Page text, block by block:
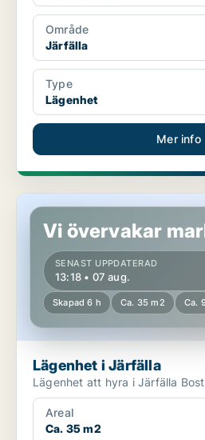
Område
Järfälla
Type
Lägenhet
Mer info
Lägenhet i Järfälla
Vi övervakar
SENAST UPPDATERAD
13:18 • 07 aug.
Skapad 6 h Ca. 35 m2 Ca.
Lägenhet i Järfälla
Lägenhet
Areal
Ca. 35 m2